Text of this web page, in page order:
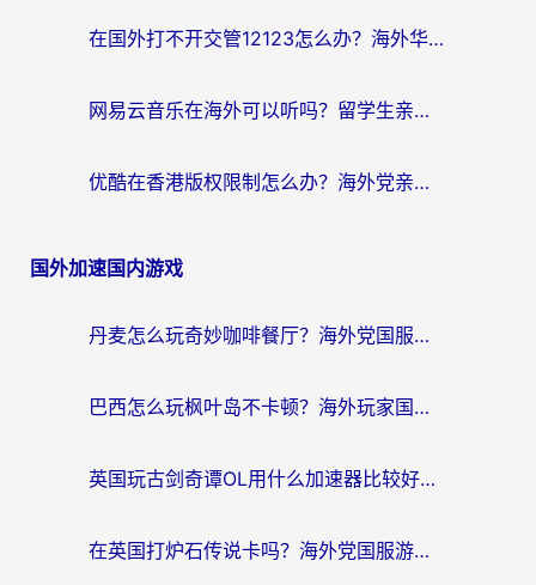
在国外打不开交管12123怎么办？海外华人必看的回国加速全攻略
网易云音乐在海外可以听吗？留学生亲测有效的回国加速方案
优酷在香港版权限制怎么办？海外党亲测有效的追剧加速方案
国外加速国内游戏
丹麦怎么玩奇妙咖啡餐厅？海外党国服游戏加速全攻略（附灌篮高手元气骑士实测）
巴西怎么玩枫叶岛不卡顿？海外玩家国服游戏加速器终极指南（含战双野兽领主提速秘籍）
英国玩古剑奇谭OL用什么加速器比较好？留学生亲测有效的国服游戏加速指南
在英国打炉石传说卡吗？海外党国服游戏不卡顿的终极指南